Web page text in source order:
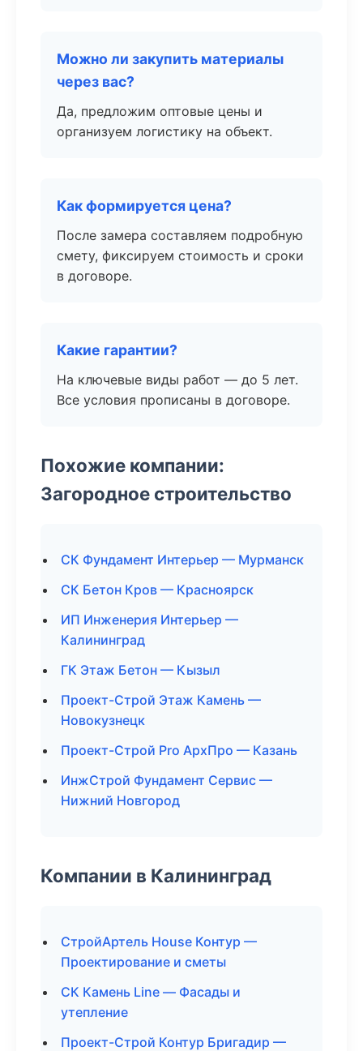
Можно ли закупить материалы
через вас?
Да, предложим оптовые цены и
организуем логистику на объект.
Как формируется цена?
После замера составляем подробную
смету, фиксируем стоимость и сроки
в договоре.
Какие гарантии?
На ключевые виды работ — до 5 лет.
Все условия прописаны в договоре.
Похожие компании:
Загородное строительство
СК Фундамент Интерьер — Мурманск
СК Бетон Кров — Красноярск
ИП Инженерия Интерьер —
Калининград
ГК Этаж Бетон — Кызыл
Проект-Строй Этаж Камень —
Новокузнецк
Проект-Строй Pro АрхПро — Казань
ИнжСтрой Фундамент Сервис —
Нижний Новгород
Компании в Калининград
СтройАртель House Контур —
Проектирование и сметы
СК Камень Line — Фасады и
утепление
Проект-Строй Контур Бригадир —